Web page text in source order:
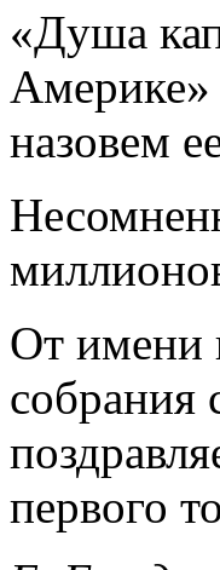
«Душа
Америке»
назовем
От имени
собрания
первого